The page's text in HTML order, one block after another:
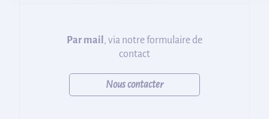
Par mail , via notre formulaire de
contact
Nous contacter